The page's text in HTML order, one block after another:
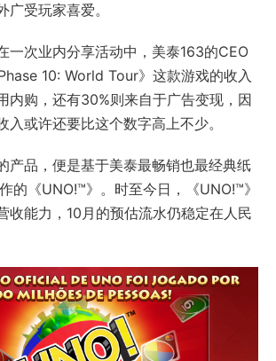
受玩家喜爱。
一次业内分享活动中，美泰163的CEO
10: World Tour》这款游戏的收入
内购，还有30%则来自于广告变现，因
入或许还要比这个数字高上不少。
产品，便是基于美泰最畅销也最经典纸
的《UNO!™》。时至今日，《UNO!™》
收能力，10月的预估流水仍稳定在人民